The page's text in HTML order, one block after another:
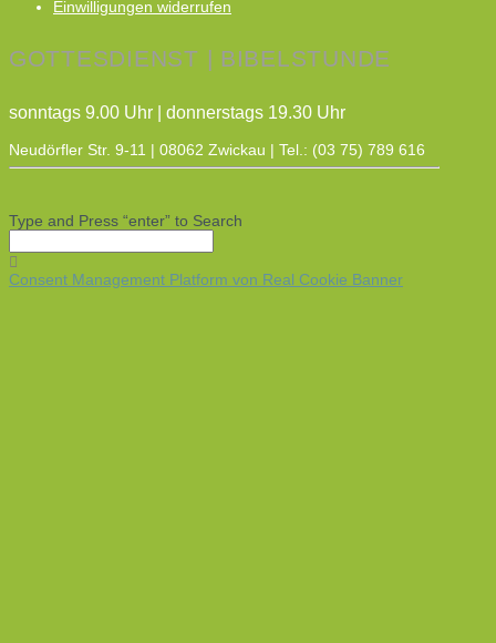
Einwilligungen widerrufen
GOTTESDIENST | BIBELSTUNDE
sonntags 9.00 Uhr | donnerstags 19.30 Uhr
Neudörfler Str. 9-11 | 08062 Zwickau | Tel.: (03 75) 789 616
Type and Press “enter” to Search
Consent Management Platform von Real Cookie Banner